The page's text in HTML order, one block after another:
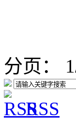
分页：
RSS